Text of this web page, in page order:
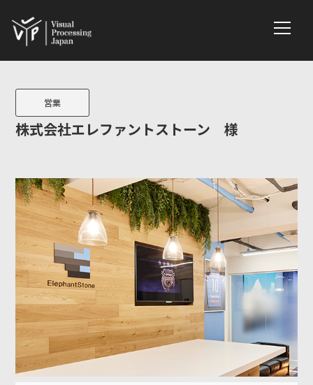
株式会社エレファントストーン 様
営業